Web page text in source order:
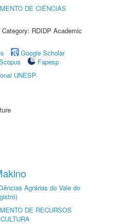
DE CIÊNCIAS
RDIDP Academic
Google Scholar
Fapesp
UNESP
Agrárias do Vale do
DE RECURSOS